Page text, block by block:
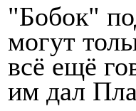
"Бобок"
могут
всё ещё
им дал